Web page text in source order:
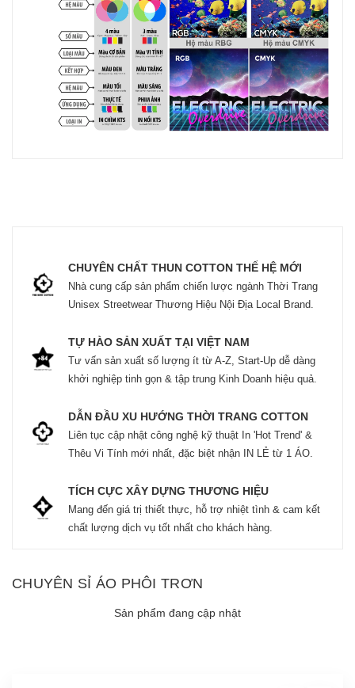
CHUYÊN CHẤT THUN COTTON THẾ HỆ MỚI
Nhà cung cấp sản phẩm chiến lược ngành Thời Trang
Unisex Streetwear Thương Hiệu Nội Địa Local Brand.
TỰ HÀO SẢN XUẤT TẠI VIỆT NAM
Tư vấn sản xuất số lượng ít từ A-Z, Start-Up dễ dàng
khởi nghiệp tinh gọn & tập trung Kinh Doanh hiệu quả.
DẪN ĐẦU XU HƯỚNG THỜI TRANG COTTON
Liên tục cập nhật công nghệ kỹ thuật In 'Hot Trend' &
Thêu Vi Tính mới nhất, đặc biệt nhận IN LẺ từ 1 ÁO.
TÍCH CỰC XÂY DỰNG THƯƠNG HIỆU
Mang đến giá trị thiết thực, hỗ trợ nhiệt tình & cam kết
chất lượng dịch vụ tốt nhất cho khách hàng.
CHUYÊN SỈ ÁO PHÔI TRƠN
Sản phẩm đang cập nhật